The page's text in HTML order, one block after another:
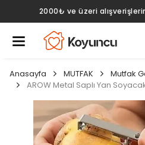
2000₺ ve üzeri
Anasayfa MUTFAK Mutfak
AROW Metal Saplı Yan